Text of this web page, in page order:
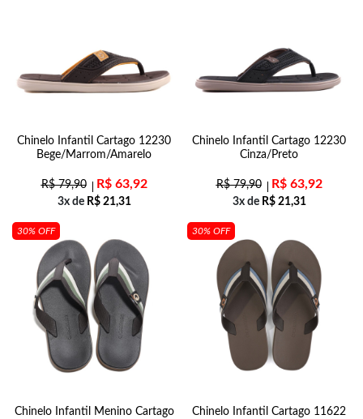
Chinelo Infantil Cartago 12230
Bege/Marrom/Amarelo
R$79,90 R$63,92
3x de R$21,31
Chinelo Infantil Cartago 12230
Cinza/Preto
R$79,90 R$63,92
3x de R$21,31
30% OFF
Chinelo Infantil Menino Cartago
30% OFF
Chinelo Infantil Cartago 11622